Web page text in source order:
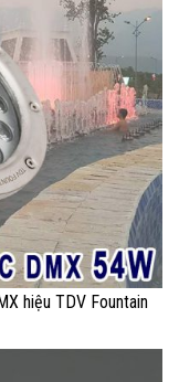
hiệu TDV Fountain